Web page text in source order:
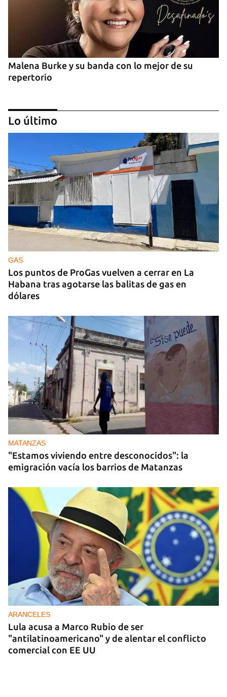
Malena Burke y su banda con lo mejor de su
repertorio
Arturo Sandoval en concierto junto a Chucho
Valdés
Lo último
GAS
Los puntos de ProGas vuelven a cerrar en La
Habana tras agotarse las balitas de gas en
dólares
MATANZAS
"Estamos viviendo entre desconocidos": la
emigración vacía los barrios de Matanzas
ARANCELES
Lula acusa a Marco Rubio de ser
"antilatinoamericano" y de alentar el conflicto
comercial con EE UU